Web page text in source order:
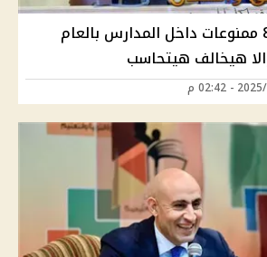
التعليم يعلن عن 8 ممنوعات داخل المدارس بالعام
هيخالف هيتحاسب